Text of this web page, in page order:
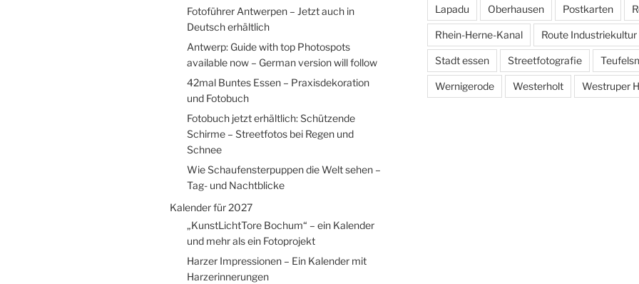
Fotoführer Antwerpen – Jetzt auch in
Deutsch erhältlich
Antwerp: Guide with top Photospots
available now – German version will follow
42mal Buntes Essen – Praxisdekoration
und Fotobuch
Fotobuch jetzt erhältlich: Schützende
Schirme – Streetfotos bei Regen und
Schnee
Wie Schaufensterpuppen die Welt sehen –
Tag- und Nachtblicke
Kalender für 2027
„KunstLichtTore Bochum“ – ein Kalender
und mehr als ein Fotoprojekt
Harzer Impressionen – Ein Kalender mit
Harzerinnerungen
Lapadu Oberhausen Postkarten
Rhein-Herne-Kanal Route Industriekultur
Stadt essen Streetfotografie
Wernigerode Westerholt Westruper